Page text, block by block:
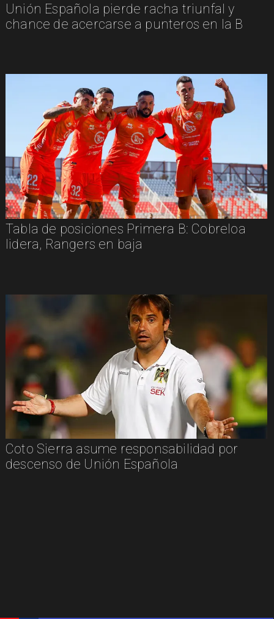
Unión Española pierde racha triunfal y
chance de acercarse a punteros en la B
Tabla de posiciones Primera B: Cobreloa
lidera, Rangers en baja
Coto Sierra asume responsabilidad por
descenso de Unión Española